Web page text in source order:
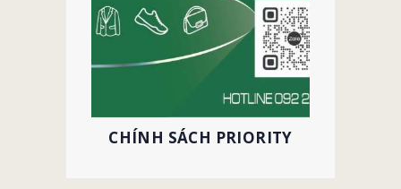
CHÍNH SÁCH PRIORITY